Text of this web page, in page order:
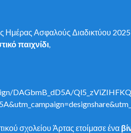
Ασφαλούς Διαδικτύου 2025
παιχνίδι
DAGbmB_dD5A/
σχολείου Άρτας ετοίμασε ένα